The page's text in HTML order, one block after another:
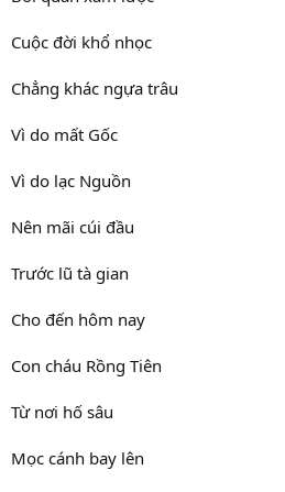
Cuộc đời khổ nhọc
Chẳng khác ngựa trâu
Vì do mất Gốc
Vì do lạc Nguồn
Nên mãi cúi đầu
Trước lũ tà gian
Cho đến hôm nay
Con cháu Rồng Tiên
Từ nơi hố sâu
Mọc cánh bay lên